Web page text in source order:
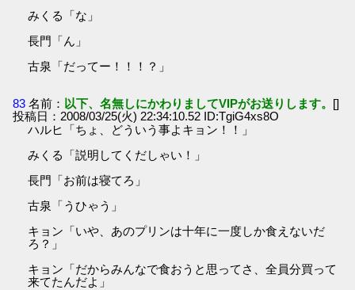
みくる「な」
長門「ん」
古泉「だってー！！！？」
83 名前： 以下、名無しにかわりましてVIPがお送りします。 []
投稿日：2008/03/25(火) 22:34:10.52 ID:TgiG4xs8O
ハルヒ「ちょ、どういう事よキョン！！」
みくる「説明してくだしゃい！」
長門「お前は寝てろ」
古泉「うひゃう」
キョン「いや、あのプリンは十年に一度しか食えないだ
ろ？」
キョン「だからみんなで食おうと思ってさ、全員分買って
来てたんだよ」